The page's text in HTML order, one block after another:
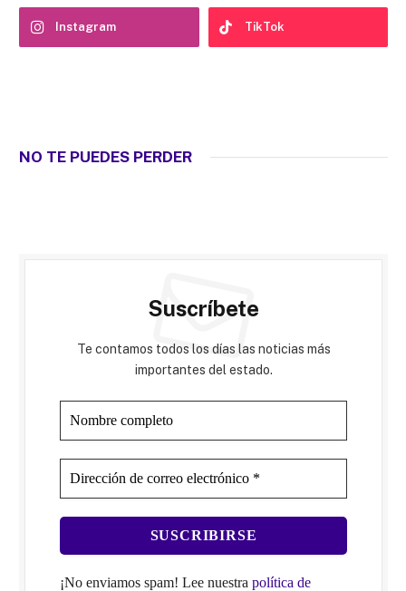
Instagram TikTok
NO TE PUEDES PERDER
Suscríbete
Te contamos todos los días las noticias más
importantes del estado.
¡No enviamos spam! Lee nuestra política de